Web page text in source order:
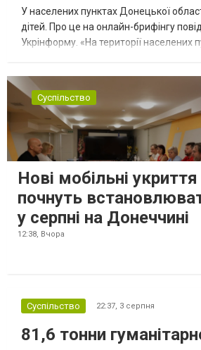
У населених пунктах Донецької
дітей. Про це на онлайн-брифінгу
Укрінформу. «На території населених
Суспільство
Нові мобільні укриття
почнуть
у серпні на Донеччині
12:38, Вчора
Суспільство 22:37, 3 серпня
81,6 тонни